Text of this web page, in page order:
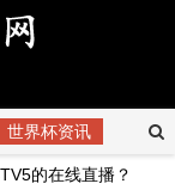
世界杯资讯
的在线直播？